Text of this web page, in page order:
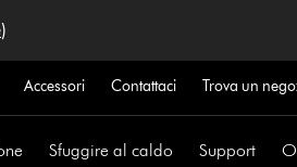
Accessori Contattaci Trova un
Sfuggire al caldo Support